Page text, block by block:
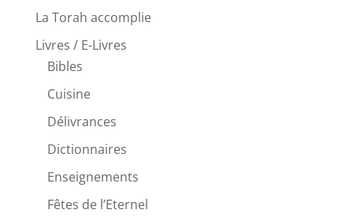
La Torah accomplie
Livres / E-Livres
Bibles
Cuisine
Délivrances
Dictionnaires
Enseignements
Fêtes de l’Eternel